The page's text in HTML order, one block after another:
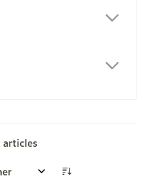
articles